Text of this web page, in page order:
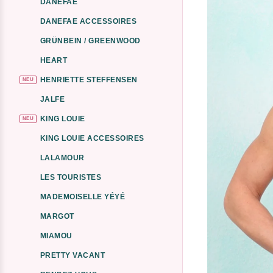
DANEFAE
DANEFAE ACCESSOIRES
GRÜNBEIN / GREENWOOD
HEART
NEU HENRIETTE STEFFENSEN
JALFE
NEU KING LOUIE
KING LOUIE ACCESSOIRES
LALAMOUR
LES TOURISTES
MADEMOISELLE YÉYÉ
MARGOT
MIAMOU
PRETTY VACANT